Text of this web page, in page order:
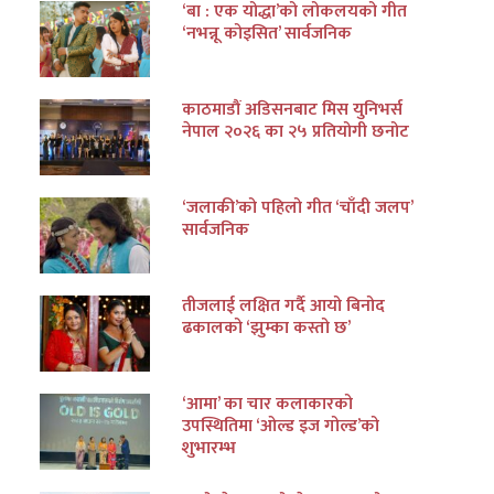
‘बा : एक योद्धा’को लोकलयको गीत
‘नभन्नू कोइसित’ सार्वजनिक
काठमाडौं अडिसनबाट मिस युनिभर्स
नेपाल २०२६ का २५ प्रतियोगी छनोट
‘जलाकी’को पहिलो गीत ‘चाँदी जलप’
सार्वजनिक
तीजलाई लक्षित गर्दै आयो बिनोद
ढकालको ‘झुम्का कस्तो छ’
‘आमा’ का चार कलाकारको
उपस्थितिमा ‘ओल्ड इज गोल्ड’को
शुभारम्भ